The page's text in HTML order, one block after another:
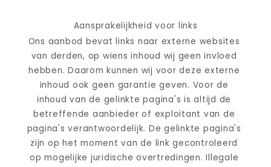
Aansprakelijkheid voor links
Ons aanbod bevat links naar externe websites
van derden, op wiens inhoud wij geen invloed
hebben. Daarom kunnen wij voor deze externe
inhoud ook geen garantie geven. Voor de
inhoud van de gelinkte pagina's is altijd de
betreffende aanbieder of exploitant van de
pagina's verantwoordelijk. De gelinkte pagina's
zijn op het moment van de link gecontroleerd
op mogelijke juridische overtredingen. Illegale